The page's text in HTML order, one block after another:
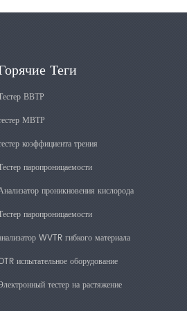
Теги
ВВТР
МВТР
коэффициента трения
паропроницаемости
проникновения кислорода
паропроницаемости
WVTR гибкого материала
испытательное оборудование
тестер на растяжение